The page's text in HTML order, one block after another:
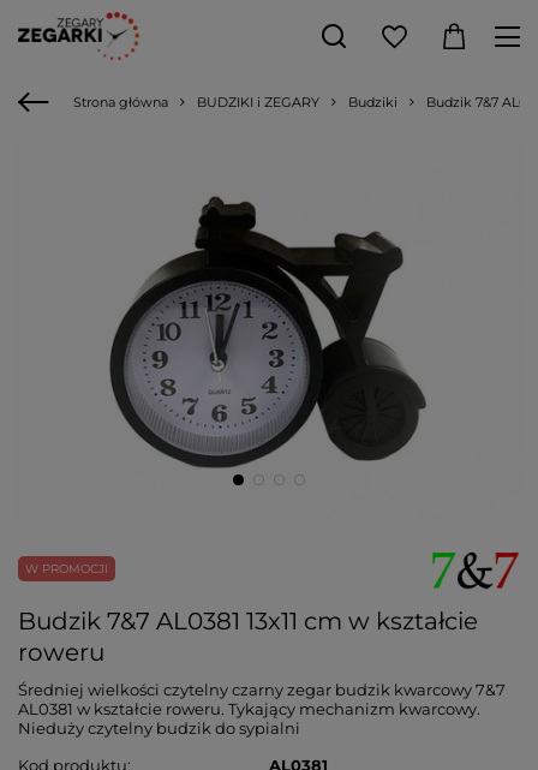
Strona główna BUDZIKI i ZEGARY Budziki Budzik 7&7
W PROMOCJI
Budzik 7&7 AL0381 13x11 cm w kształcie
roweru
Średniej wielkości czytelny czarny zegar budzik kwarcowy 7&7
AL0381 w kształcie roweru. Tykający mechanizm kwarcowy.
Nieduży czytelny budzik do sypialni
Kod produktu
AL0381